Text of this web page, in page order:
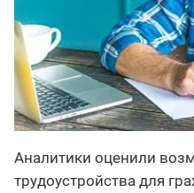
Аналитики оценили
трудоустройства для